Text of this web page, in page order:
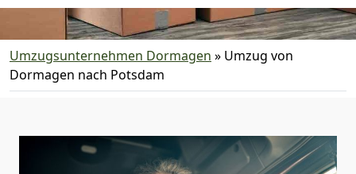
Umzugsunternehmen Dormagen » Umzug von
Dormagen nach Potsdam